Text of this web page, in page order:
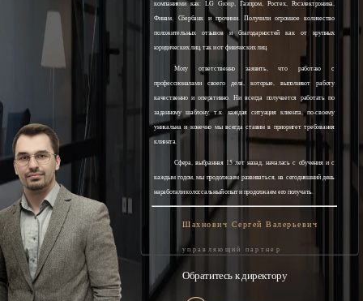
компаниями как: LG Group, Газпром, Ростех, Росэлектроника,
Финам, Сбербанк и прочими. Получили огромное количество
положительных отзывов и благодарностей как от крупных
юридических лиц, так и от физических лиц.
Могу ответственно заявить, что работаю с
профессионалами своего дела, которые, выполняют работу
качественно и оперативно. Ни всегда получается работать по
заданному шаблону, т.к. каждая ситуация клиента, по-своему
уникальна и конечно мы всегда ставим в приоритет требования
клиента.
Сфера, выбранная 15 лет назад, началась с обучения и с
каждым годом, мы продолжаем развиваться, на сегодняшний день
наработали колоссальный опыт и продолжаем его получать.
Шахнович Сергей Валерьевич
управляющий партнер
Обратитесь к директору